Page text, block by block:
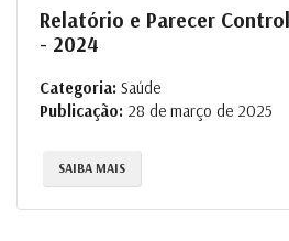
Relatório e Parecer
- 2024
Categoria: Saúde
Publicação: 28 de março de 2025
SAIBA MAIS